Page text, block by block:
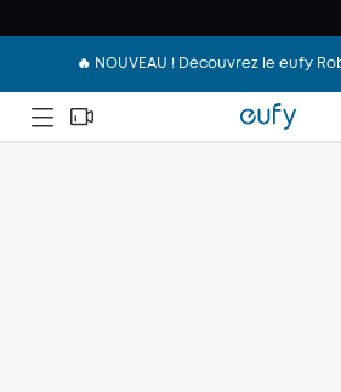
🔥 NOUVEAU ! Découvrez le eufy